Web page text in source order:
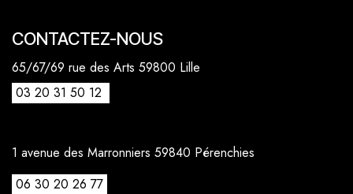
CONTACTEZ-NOUS
65/67/69 rue des Arts 59800 Lille
03 20 31 50 12
1 avenue des Marronniers 59840 Pérenchies
06 30 20 26 77